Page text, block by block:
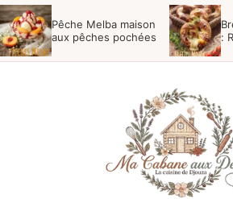
Aller
au
contenu
Pêche Melba maison
aux pêches pochées
: